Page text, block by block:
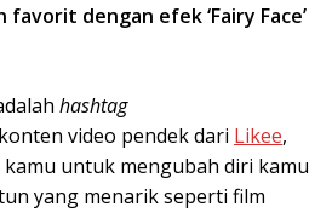
dengan efek ‘Fairy Face’
hashtag
video pendek dari Likee,
untuk mengubah diri kamu
yang menarik seperti film